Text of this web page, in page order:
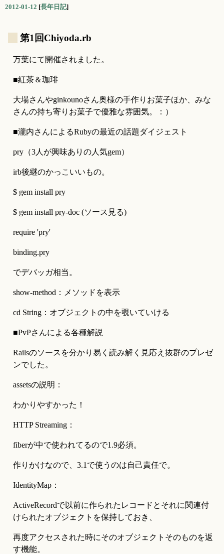
2012-01-12 [長年日記]
第1回Chiyoda.rb
万葉にて開催されました。
■紅茶＆珈琲
大場さんやginkounoさん奥様の手作りお菓子ほか、みな
さんの持ち寄りお菓子で優雅な雰囲気。：）
■瀧内さんによるRubyの最近の話題ダイジェスト
pry（3人が興味ありの人気gem）
irb後継のかっこいいもの。
$ gem install pry
$ gem install pry-doc (ソース見る)
require 'pry'
binding.pry
でデバッガ相当。
show-method：メソッドを表示
cd String：オブジェクトの中を覗いていける
■PvPさんによる各種解説
Railsのソースを分かり易く読み解く見応え抜群のプレゼ
ンでした。
assetsの説明：
わかりやすかった！
HTTP Streaming：
fiberが中で使われてるので1.9必須。
作りかけなので、3.1で使うのは自己責任で。
IdentityMap：
ActiveRecordで以前に作られたレコードとそれに関連付
けられたオブジェクトを保持しておき、
再度アクセスされた時にそのオブジェクトそのものを返
す機能。